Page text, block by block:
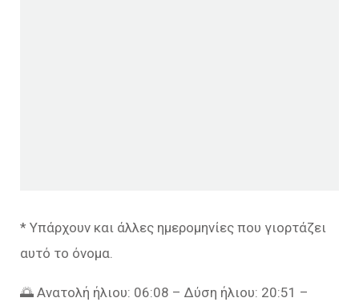
* Υπάρχουν και άλλες ημερομηνίες που γιορτάζει
αυτό το όνομα.
🌅 Ανατολή ήλιου: 06:08 – Δύση ήλιου: 20:51 –